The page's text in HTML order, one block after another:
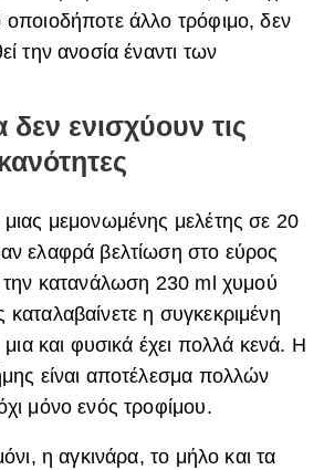
άλλο τρόφιμο, δεν
την ανοσία έναντι των
ενισχύουν τις
μεμονωμένης μελέτης σε 20
ελαφρά βελτίωση στο εύρος
την κατανάλωση 230 ml χυμού
η συγκεκριμένη
μια και φυσικά έχει πολλά κενά. Η
είναι αποτέλεσμα πολλών
μόνο ενός τροφίμου.
η αγκινάρα, το μήλο και τα